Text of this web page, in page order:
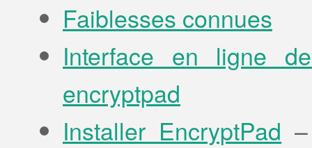
Faiblesses connues
Interface en ligne
encryptpad
Installer EncryptPad